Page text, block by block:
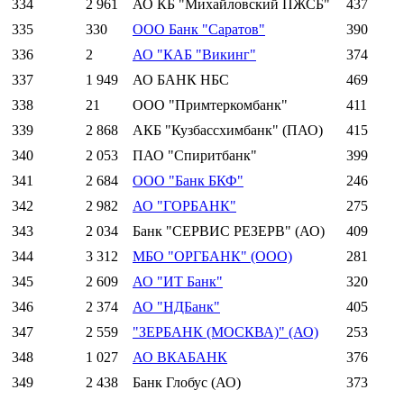
334 2 961 АО КБ "Михайловский ПЖСБ"
437
335
330 ООО Банк "Саратов"
390
336
2 АО "КАБ "Викинг"
374
337
1 949 АО БАНК НБС
469
338
21 ООО "Примтеркомбанк"
411
339
2 868 АКБ "Кузбассхимбанк" (ПАО)
415
340
2 053 ПАО "Спиритбанк"
399
341
2 684 ООО "Банк БКФ"
246
342
2 982 АО "ГОРБАНК"
275
343
2 034 Банк "СЕРВИС РЕЗЕРВ" (АО)
409
344
3 312 МБО "ОРГБАНК" (ООО)
281
345
2 609 АО "ИТ Банк"
320
346
2 374 АО "НДБанк"
405
347
2 559 "ЗЕРБАНК (МОСКВА)" (АО)
253
348
1 027 АО ВКАБАНК
376
349
2 438 Банк Глобус (АО)
373